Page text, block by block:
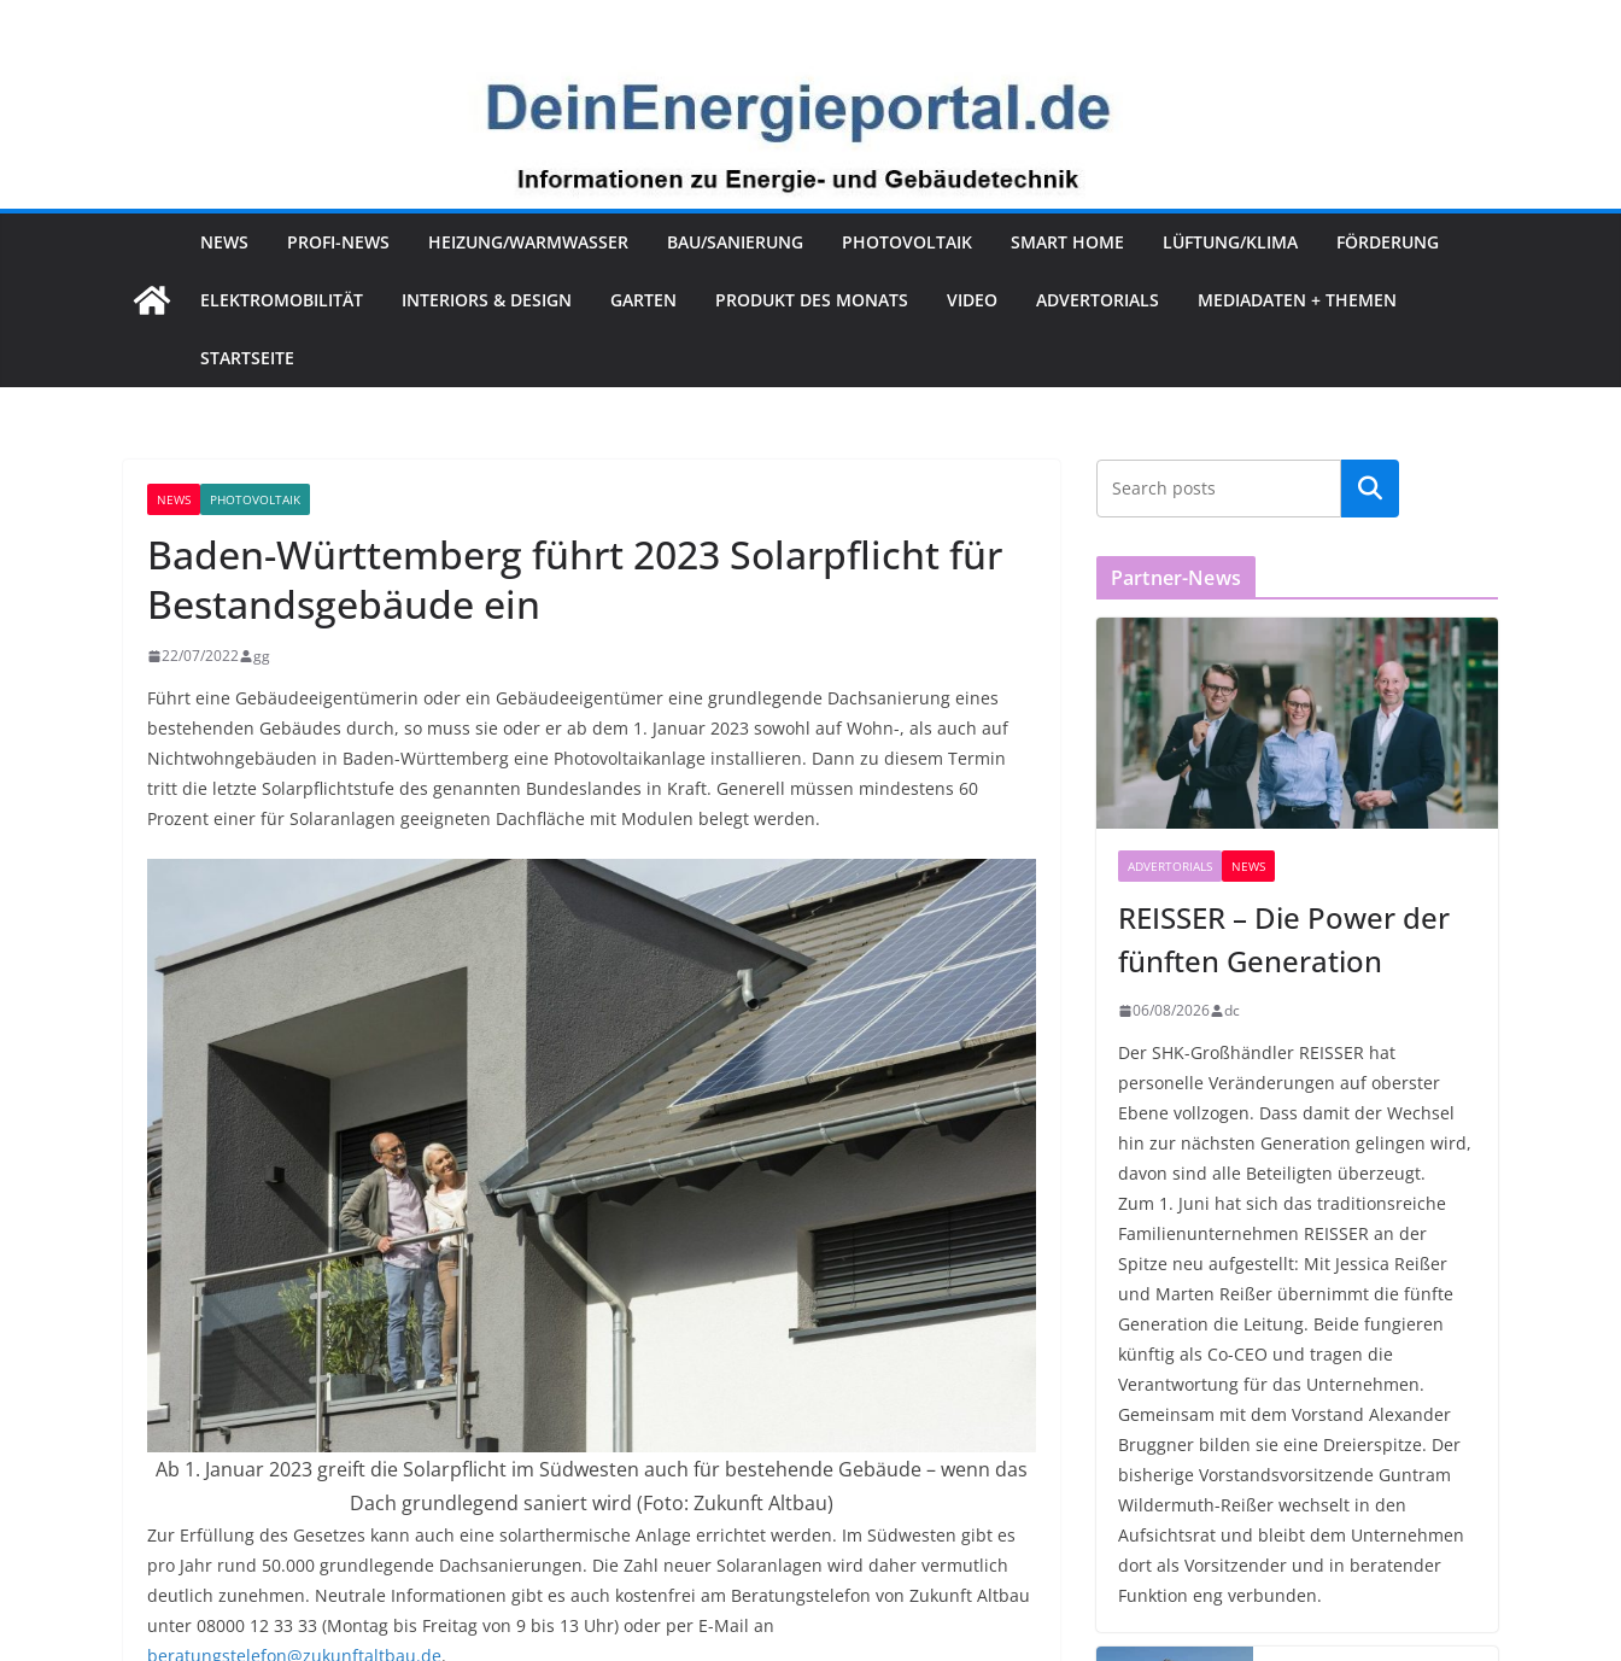
NEWS PROFI-NEWS HEIZUNG/WARMWASSER BAU/SANIERUNG PHOTOVOLTAIK SMART HOME LÜFTUNG/KLIMA FÖRDERUNG
ELEKTROMOBILITÄT INTERIORS & DESIGN GARTEN PRODUKT DES MONATS VIDEO ADVERTORIALS MEDIADATEN + THEMEN
STARTSEITE
NEWS PHOTOVOLTAIK
Baden-Württemberg führt 2023 Solarpflicht für
Bestandsgebäude ein
22/07/2022 gg
Führt eine Gebäudeeigentümerin oder ein Gebäudeeigentümer eine grundlegende Dachsanierung eines
bestehenden Gebäudes durch, so muss sie oder er ab dem 1. Januar 2023 sowohl auf Wohn-, als auch auf
Nichtwohngebäuden in Baden-Württemberg eine Photovoltaikanlage installieren. Dann zu diesem Termin
tritt die letzte Solarpflichtstufe des genannten Bundeslandes in Kraft. Generell müssen mindestens 60
Prozent einer für Solaranlagen geeigneten Dachfläche mit Modulen belegt werden.
Ab 1. Januar 2023 greift die Solarpflicht im Südwesten auch für bestehende Gebäude – wenn das
Dach grundlegend saniert wird (Foto: Zukunft Altbau)
Zur Erfüllung des Gesetzes kann auch eine solarthermische Anlage errichtet werden. Im Südwesten gibt es
pro Jahr rund 50.000 grundlegende Dachsanierungen. Die Zahl neuer Solaranlagen wird daher vermutlich
deutlich zunehmen. Neutrale Informationen gibt es auch kostenfrei am Beratungstelefon von Zukunft Altbau
unter 08000 12 33 33 (Montag bis Freitag von 9 bis 13 Uhr) oder per E-Mail an
beratungstelefon@zukunftaltbau.de.
Partner-News
ADVERTORIALS NEWS
REISSER – Die Power der
fünften Generation
06/08/2026 dc
Der SHK-Großhändler REISSER hat
personelle Veränderungen auf oberster
Ebene vollzogen. Dass damit der Wechsel
hin zur nächsten Generation gelingen wird,
davon sind alle Beteiligten überzeugt.
Zum 1. Juni hat sich das traditionsreiche
Familienunternehmen REISSER an der
Spitze neu aufgestellt: Mit Jessica Reißer
und Marten Reißer übernimmt die fünfte
Generation die Leitung. Beide fungieren
künftig als Co-CEO und tragen die
Verantwortung für das Unternehmen.
Gemeinsam mit dem Vorstand Alexander
Bruggner bilden sie eine Dreierspitze. Der
bisherige Vorstandsvorsitzende Guntram
Wildermuth-Reißer wechselt in den
Aufsichtsrat und bleibt dem Unternehmen
dort als Vorsitzender und in beratender
Funktion eng verbunden.